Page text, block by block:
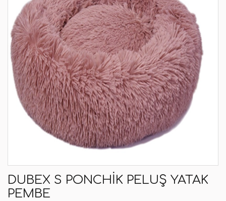
DUBEX S PONCHIK PELUŞ YATAK
PEMBE